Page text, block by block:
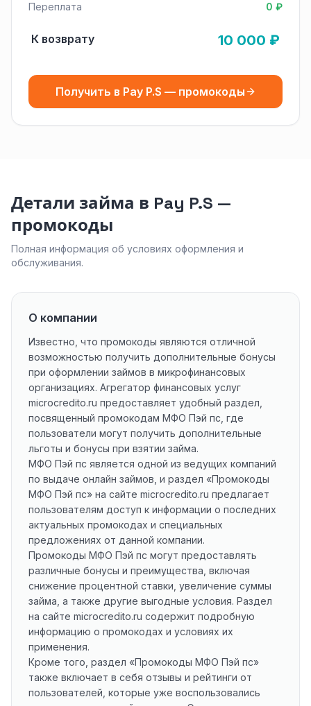
Переплата 0 ₽
К возврату 10 000 ₽
Получить в Pay P.S — промокоды
Детали займа в Pay P.S —
промокоды
Полная информация об условиях оформления и
обслуживания.
О компании
Известно, что промокоды являются отличной
возможностью получить дополнительные бонусы
при оформлении займов в микрофинансовых
организациях. Агрегатор финансовых услуг
microcredito.ru предоставляет удобный раздел,
посвященный промокодам МФО Пэй пс, где
пользователи могут получить дополнительные
льготы и бонусы при взятии займа.
МФО Пэй пс является одной из ведущих компаний
по выдаче онлайн займов, и раздел «Промокоды
МФО Пэй пс» на сайте microcredito.ru предлагает
пользователям доступ к информации о последних
актуальных промокодах и специальных
предложениях от данной компании.
Промокоды МФО Пэй пс могут предоставлять
различные бонусы и преимущества, включая
снижение процентной ставки, увеличение суммы
займа, а также другие выгодные условия. Раздел
на сайте microcredito.ru содержит подробную
информацию о промокодах и условиях их
применения.
Кроме того, раздел «Промокоды МФО Пэй пс»
также включает в себя отзывы и рейтинги от
пользователей, которые уже воспользовались